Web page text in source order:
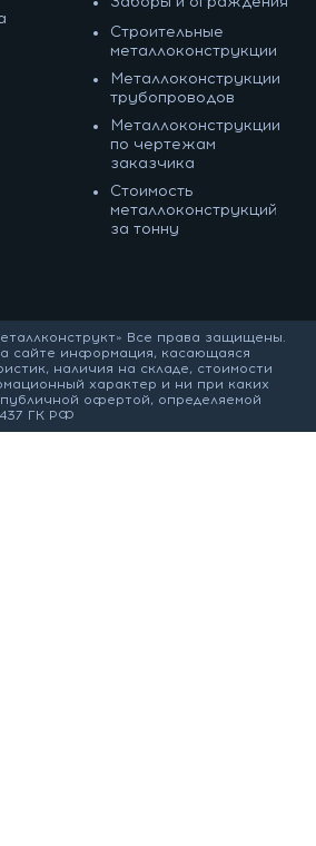
Строительные
металлоконструкции
Металлоконструкции
трубопроводов
Металлоконструкции
по чертежам
заказчика
Cтоимость
металлоконструкций
за тонну
Все права защищены.
сайте информация, касающаяся
наличия на складе, стоимости
характер и ни при каких
публичной офертой, определяемой
ГК РФ